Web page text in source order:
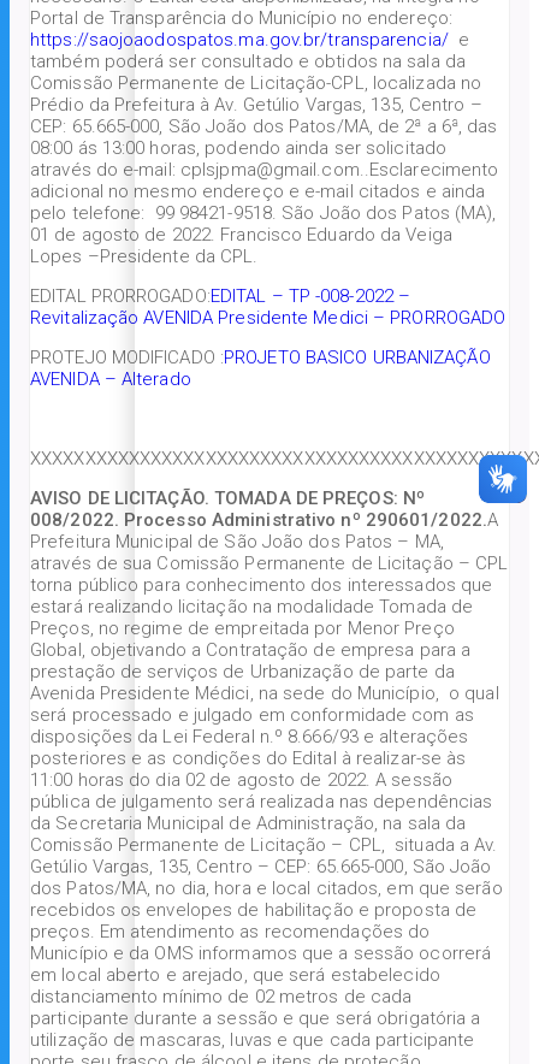
Portal de Transparência do Município no endereço:
https://saojoaodospatos.ma.gov.br/transparencia/e
também poderá ser consultado e obtidos na sala da
Comissão Permanente de Licitação-CPL, localizada no
Prédio da Prefeitura à Av. Getúlio Vargas, 135, Centro –
CEP: 65.665-000, São João dos Patos/MA, de 2ª a 6ª, das
08:00 ás 13:00 horas, podendo ainda ser solicitado
através do e-mail: cplsjpma@gmail.com..Esclarecimento
adicional no mesmo endereço e e-mail citados e ainda
pelo telefone: 99 98421-9518. São João dos Patos (MA),
01 de agosto de 2022. Francisco Eduardo da Veiga
Lopes –Presidente da CPL.
EDITAL PRORROGADO:EDITAL – TP -008-2022 –
Revitalização AVENIDA Presidente Medici – PRORROGADO
PROTEJO MODIFICADO :PROJETO BASICO URBANIZAÇÃO
AVENIDA – Alterado
AVISO DE LICITAÇÃO. TOMADA DE PREÇOS: Nº
008/2022. Processo Administrativo nº 290601/2022.A
Prefeitura Municipal de São João dos Patos – MA,
através de sua Comissão Permanente de Licitação – CPL
torna público para conhecimento dos interessados que
estará realizando licitação na modalidade Tomada de
Preços, no regime de empreitada por Menor Preço
Global, objetivando a Contratação de empresa para a
prestação de serviços de Urbanização de parte da
Avenida Presidente Médici, na sede do Município, o qual
será processado e julgado em conformidade com as
disposições da Lei Federal n.º 8.666/93 e alterações
posteriores e as condições do Edital à realizar-se às
11:00 horas do dia 02 de agosto de 2022. A sessão
pública de julgamento será realizada nas dependências
da Secretaria Municipal de Administração, na sala da
Comissão Permanente de Licitação – CPL, situada a Av.
Getúlio Vargas, 135, Centro – CEP: 65.665-000, São João
dos Patos/MA, no dia, hora e local citados, em que serão
recebidos os envelopes de habilitação e proposta de
preços. Em atendimento as recomendações do
Município e da OMS informamos que a sessão ocorrerá
em local aberto e arejado, que será estabelecido
distanciamento mínimo de 02 metros de cada
participante durante a sessão e que será obrigatória a
utilização de mascaras, luvas e que cada participante